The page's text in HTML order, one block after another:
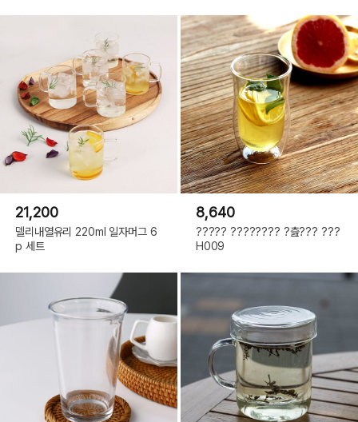
21,200
델리내열유리 220ml 일자머그 6
p 세트
8,640
????? ???????? ?츮??? ???
H009